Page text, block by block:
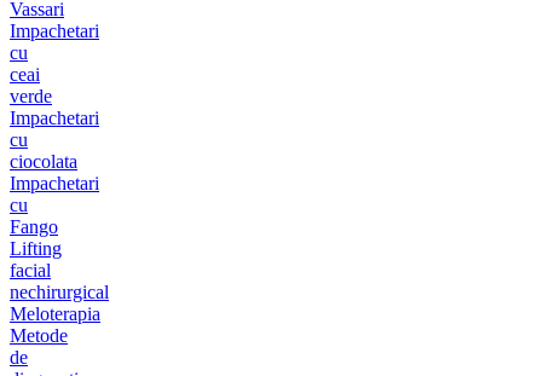
Vassari
Impachetari
cu
ceai
verde
Impachetari
cu
ciocolata
Impachetari
cu
Fango
Lifting
facial
nechirurgical
Meloterapia
Metode
de